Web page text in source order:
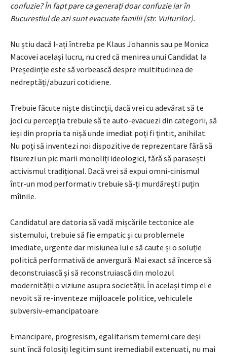
confuzie? În fapt pare ca generați doar confuzie iar în
Bucurestiul de azi sunt evacuate familii (str. Vulturilor).
Nu știu dacă l-ați întreba pe Klaus Johannis sau pe Monica
Macovei același lucru, nu cred că menirea unui Candidat la
Președinție este să vorbească despre multitudinea de
nedreptăți/abuzuri cotidiene.
Trebuie făcute niște distincții, dacă vrei cu adevărat să te
joci cu percepția trebuie să te auto-evacuezi din categorii, să
ieși din propria ta nișă unde imediat poți fi țintit, anihilat.
Nu poți să inventezi noi dispozitive de reprezentare fără să
fisurezi un pic marii monoliți ideologici, fără să parasești
activismul tradițional. Dacă vrei să expui omni-cinismul
într-un mod performativ trebuie să-ți murdărești puțin
mîinile.
Candidatul are datoria să vadă mișcările tectonice ale
sistemului, trebuie să fie empatic și cu problemele
imediate, urgente dar misiunea lui e să caute și o soluție
politică performativă de anvergură. Mai exact să încerce să
deconstruiască și să reconstruiască din molozul
modernității o viziune asupra societății. În același timp el e
nevoit să re-inventeze mijloacele politice, vehiculele
subversiv-emancipatoare.
Emancipare, progresism, egalitarism temerni care deși
sunt încă folosiți legitim sunt iremediabil extenuati, nu mai